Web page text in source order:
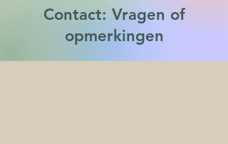
Contact: Vragen of
opmerkingen